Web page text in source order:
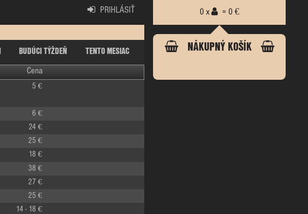
PRIHLÁSIŤ
BUDÚCI TÝŽDEŇ
TENTO MESIAC
Cena
0 x = 0 €
NÁKUPNÝ KOŠÍK
5 €
6 €
24 €
25 €
18 €
38 €
27 €
25 €
14 - 18 €